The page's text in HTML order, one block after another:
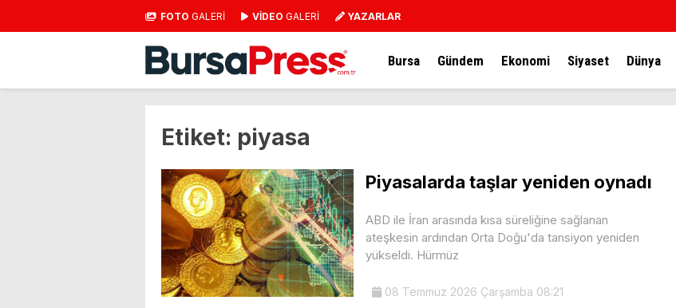
FOTO GALERİ VİDEO GALERİ YAZARLAR
Bursa Gündem Ekonomi Siyaset Dünya
Etiket: piyasa
Piyasalarda taşlar yeniden oynadı
ABD ile İran arasında kısa süreliğine sağlanan
ateşkesin ardından Orta Doğu'da tansiyon yeniden
yükseldi. Hürmüz
08 Temmuz 2026 Çarşamba 08:21